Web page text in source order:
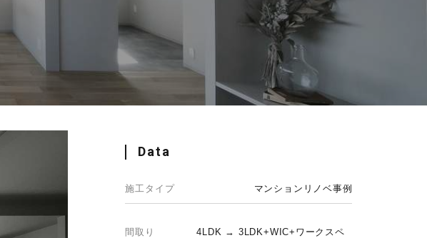
Data
施工タイプ マンションリノベ事例
間取り
4LDK → 3LDK+WIC+ワークスペ